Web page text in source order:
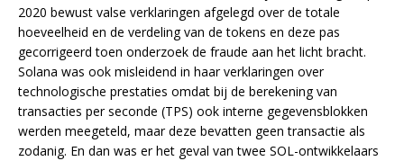
2020 bewust valse verklaringen afgelegd over de totale
hoeveelheid en de verdeling van de tokens en deze pas
gecorrigeerd toen onderzoek de fraude aan het licht bracht.
Solana was ook misleidend in haar verklaringen over
technologische prestaties omdat bij de berekening van
transacties per seconde (TPS) ook interne gegevensblokken
werden meegeteld, maar deze bevatten geen transactie als
zodanig. En dan was er het geval van twee SOL-ontwikkelaars